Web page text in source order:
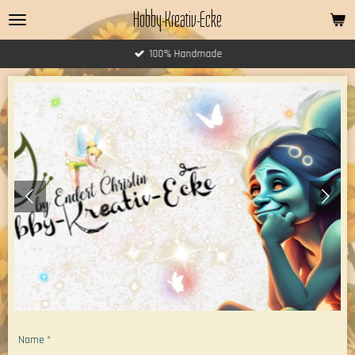
Zum
Hobby-Kreativ-Ecke
100% Handmade
Name *